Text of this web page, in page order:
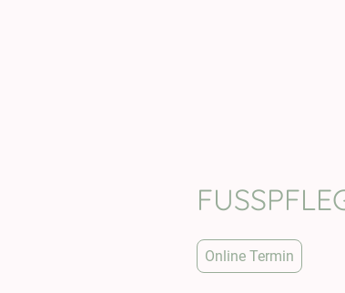
Online Termin